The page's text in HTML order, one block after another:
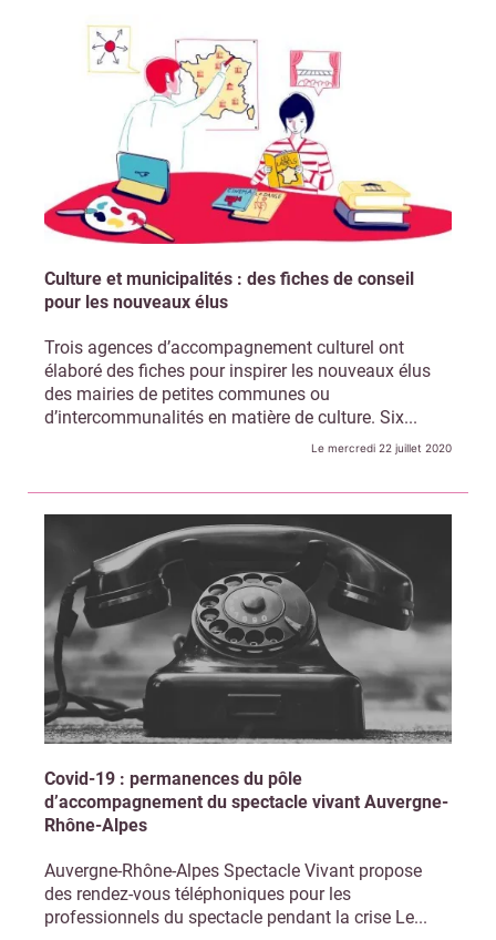
Culture et municipalités : des fiches de conseil
pour les nouveaux élus
Trois agences d’accompagnement culturel ont
élaboré des fiches pour inspirer les nouveaux élus
des mairies de petites communes ou
d’intercommunalités en matière de culture. Six...
Le mercredi 22 juillet 2020
Covid-19 : permanences du pôle
d’accompagnement du spectacle vivant Auvergne-
Rhône-Alpes
Auvergne-Rhône-Alpes Spectacle Vivant propose
des rendez-vous téléphoniques pour les
professionnels du spectacle pendant la crise Le...